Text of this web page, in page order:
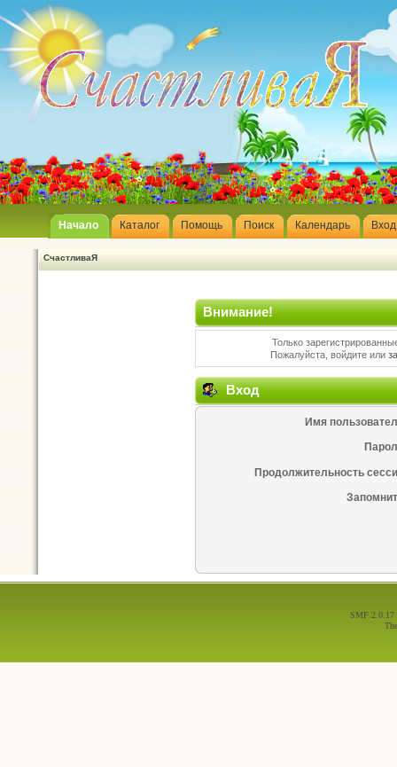
Начало Каталог Помощь Поиск Календарь Вход
СчастливаЯ
Внимание!
Только
Пожалуйста, войдите или
Вход
Имя
Продолжительность
SMF 2.0.17